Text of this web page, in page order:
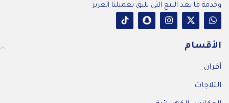
وخدمة ما بعد البيع التي تليق بعميلنا العزيز
الأقسام
أفران
الثلاجات